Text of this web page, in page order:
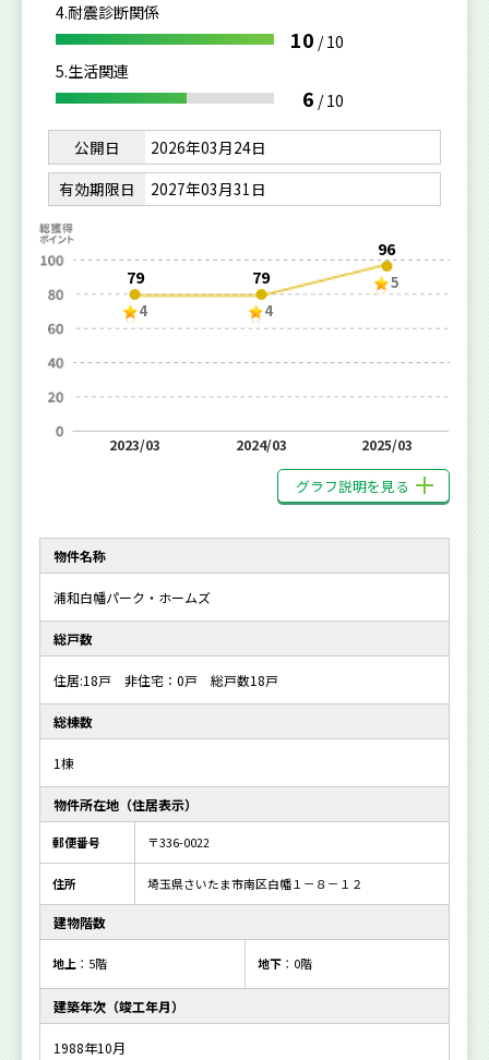
4.耐震診断関係
10 /10
5.生活関連
6 /10
公開日
2026年03月24日
有効期限日
2027年03月31日
79
4
2023/03
79
4
2024/03
96
5
2025/03
グラフ説明を見る
物件名称
浦和白幡パーク・ホームズ
総戸数
住居:18戸 非住宅：0戸 総戸数18戸
総棟数
1棟
物件所在地（住居表示）
郵便番号 〒336-0022
住所 埼玉県さいたま市南区白幡１－８－１２
建物階数
地上 ：5階 地下：0階
建築年次（竣工年月）
1988年10月